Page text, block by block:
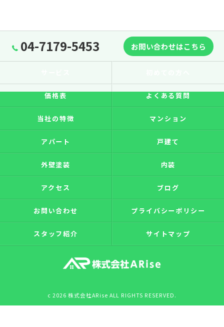
04-7179-5453 お問い合わせはこちら
価格表 よくある質問
当社の特徴 マンション
アパート 戸建て
外壁塗装 内装
アクセス ブログ
お問い合わせ プライバシーポリシー
スタッフ紹介 サイトマップ
c 2026 株式会社ARise ALL RIGHTS RESERVED.